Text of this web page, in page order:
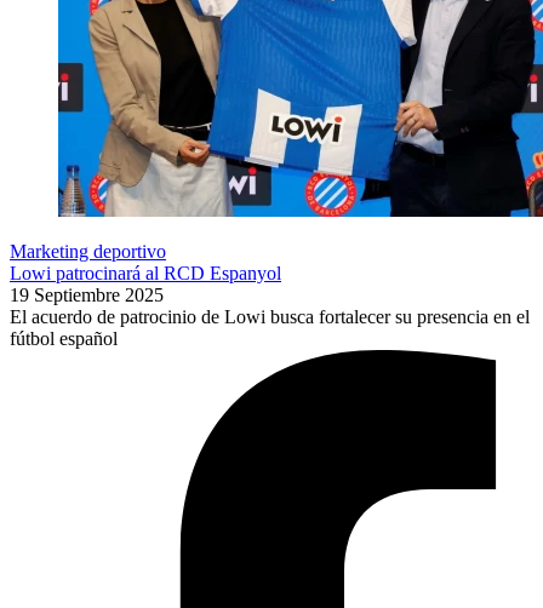
Marketing deportivo
Lowi patrocinará al RCD Espanyol
19 Septiembre 2025
El acuerdo de patrocinio de Lowi busca fortalecer su presencia en el
fútbol español